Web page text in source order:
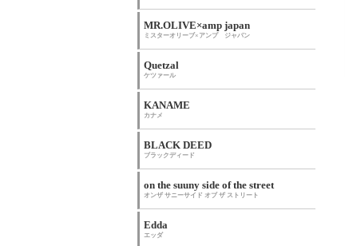
MR.OLIVE×amp japan
ミスターオリーブ×アンプ ジャパン
Quetzal
ケツァール
KANAME
カナメ
BLACK DEED
ブラックディード
on the suuny side of the street
オンザ サニーサイド オブ ザ ストリート
Edda
エッダ